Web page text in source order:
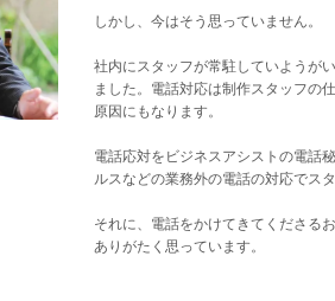
しかし、今はそう思っていません。
社内にスタッフが常駐していようが
ました。電話対応は制作スタッフの
原因にもなります。
電話応対をビジネスアシストの電話
ルスなどの業務外の電話の対応でス
それに、電話をかけてきてくださる
ありがたく思っています。